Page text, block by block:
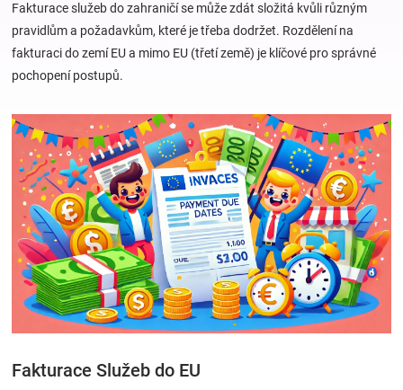
kojenecká
výbava
Hračky
a
zábava
pro
děti
Fakturace služeb do zahraničí se může zdát složitá kvůli různým
pravidlům a požadavkům, které je třeba dodržet. Rozdělení na
fakturaci do zemí EU a mimo EU (třetí země) je klíčové pro správné
pochopení postupů.
Fakturace Služeb do EU